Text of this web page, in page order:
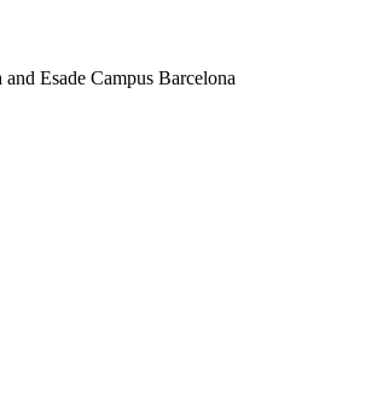
Esade Campus Barcelona